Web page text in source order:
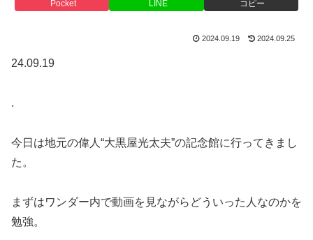
Pocket LINE コピー
2024.09.19 2024.09.25
24.09.19
.
今日は地元の偉人“大黒屋光太夫”の記念館に行ってきまし
た。
まずはワンダー内で動画を見ながらどういった人なのかを
勉強。